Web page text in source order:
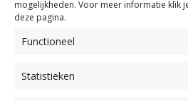
mogelijkheden. Voor meer informatie klik
deze pagina.
Functioneel
Statistieken
Copyright Visserslatijn